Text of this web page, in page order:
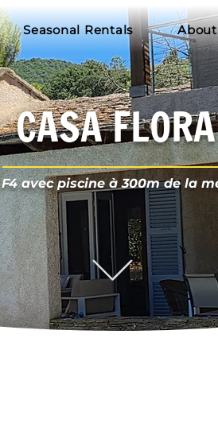
Seasonal Rentals About
CASA FLORA
F4 avec piscine à 300m de la